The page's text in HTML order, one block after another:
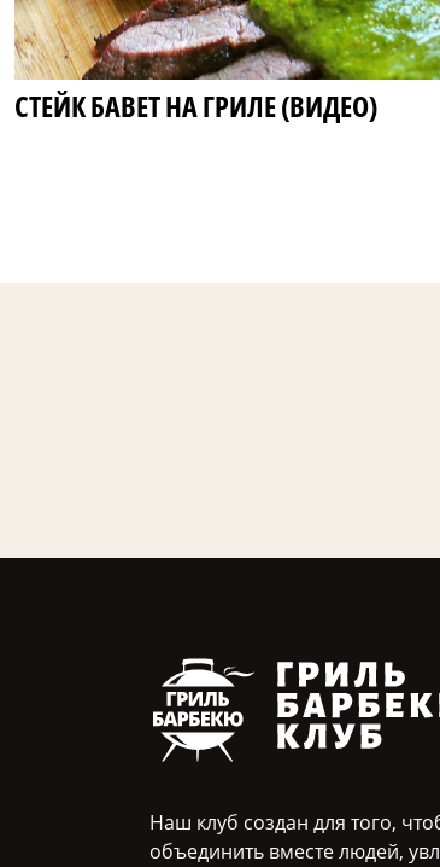
СТЕЙК БАВЕТ НА ГРИЛЕ (ВИДЕО)
Наш клуб создан для того,
объединить вместе людей,